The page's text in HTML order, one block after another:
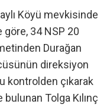
Köyü mevkisinde
34 NSP 20
Durağan
direksiyon
kontrolden çıkarak
Tolga Kılınç